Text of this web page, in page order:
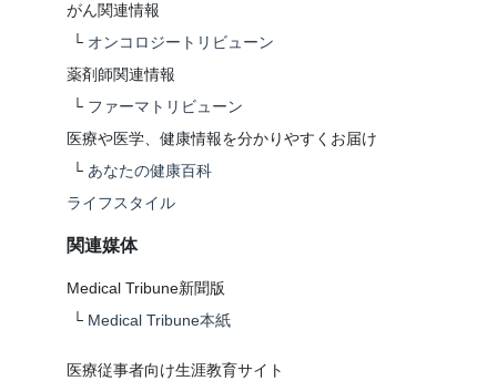
がん関連情報
└ オンコロジートリビューン
薬剤師関連情報
└ ファーマトリビューン
医療や医学、健康情報を分かりやすくお届け
└ あなたの健康百科
ライフスタイル
関連媒体
Medical Tribune新聞版
└ Medical Tribune本紙
医療従事者向け生涯教育サイト